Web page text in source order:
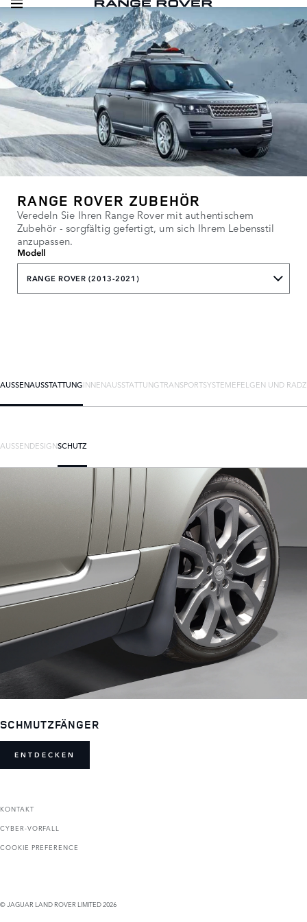
RANGE ROVER ZUBEHÖR
Veredeln Sie Ihren Range Rover mit authentischem
Zubehör - sorgfältig gefertigt, um sich Ihrem Lebensstil
anzupassen.
Modell
RANGE ROVER (2013-2021)
AUSSENAUSSTATTUNG INNENAUSSTATTUNGTRANSPORTSYSTEMEFELGEN UND
AUSSENDESIGN SCHUTZ
SCHMUTZFÄNGER
ENTDECKEN
KONTAKT
CYBER-VORFALL
COOKIE PREFERENCE
© JAGUAR LAND ROVER LIMITED 2026